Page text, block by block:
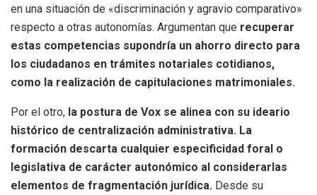
en una situación de «discriminación y agravio comparativo»
respecto a otras autonomías. Argumentan que recuperar
estas competencias supondría un ahorro directo para
los ciudadanos en trámites notariales cotidianos,
como la realización de capitulaciones matrimoniales.
Por el otro, la postura de Vox se alinea con su ideario
histórico de centralización administrativa. La
formación descarta cualquier especificidad foral o
legislativa de carácter autonómico al considerarlas
elementos de fragmentación jurídica. Desde su